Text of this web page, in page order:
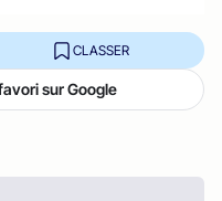
CLASSER
sur Google